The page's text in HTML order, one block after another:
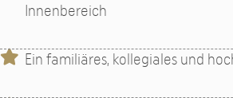
Innenbereich
Ein familiäres, kollegiales und